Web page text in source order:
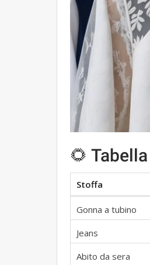
🌻
Stoffa
Gonna a tubino
Jeans
Abito da sera